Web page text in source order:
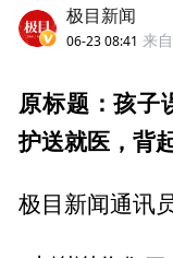
极目新闻
06-23 08:41 来
原标题：孩子
护送就医，背
极目新闻通讯